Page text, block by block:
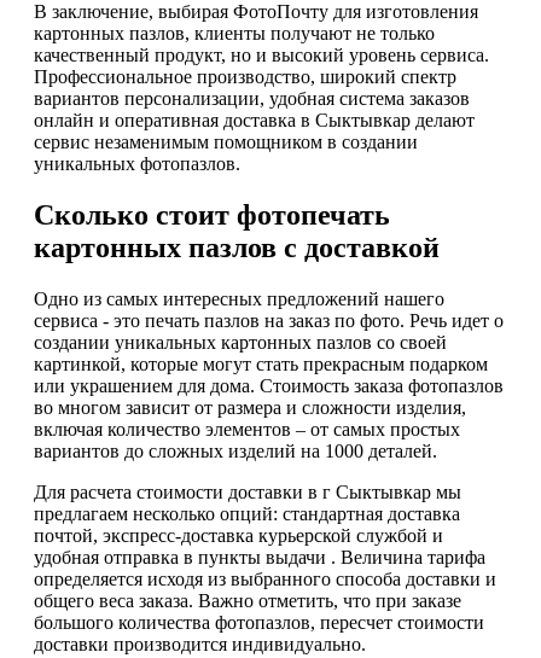
В заключение, выбирая ФотоПочту для изготовления
картонных пазлов, клиенты получают не только
качественный продукт, но и высокий уровень сервиса.
Профессиональное производство, широкий спектр
вариантов персонализации, удобная система заказов
онлайн и оперативная доставка в Сыктывкар делают
сервис незаменимым помощником в создании
уникальных фотопазлов.
Сколько стоит фотопечать
картонных пазлов с доставкой
Одно из самых интересных предложений нашего
сервиса - это печать пазлов на заказ по фото. Речь идет о
создании уникальных картонных пазлов со своей
картинкой, которые могут стать прекрасным подарком
или украшением для дома. Стоимость заказа фотопазлов
во многом зависит от размера и сложности изделия,
включая количество элементов – от самых простых
вариантов до сложных изделий на 1000 деталей.
Для расчета стоимости доставки в г Сыктывкар мы
предлагаем несколько опций: стандартная доставка
почтой, экспресс-доставка курьерской службой и
удобная отправка в пункты выдачи . Величина тарифа
определяется исходя из выбранного способа доставки и
общего веса заказа. Важно отметить, что при заказе
большого количества фотопазлов, пересчет стоимости
доставки производится индивидуально.